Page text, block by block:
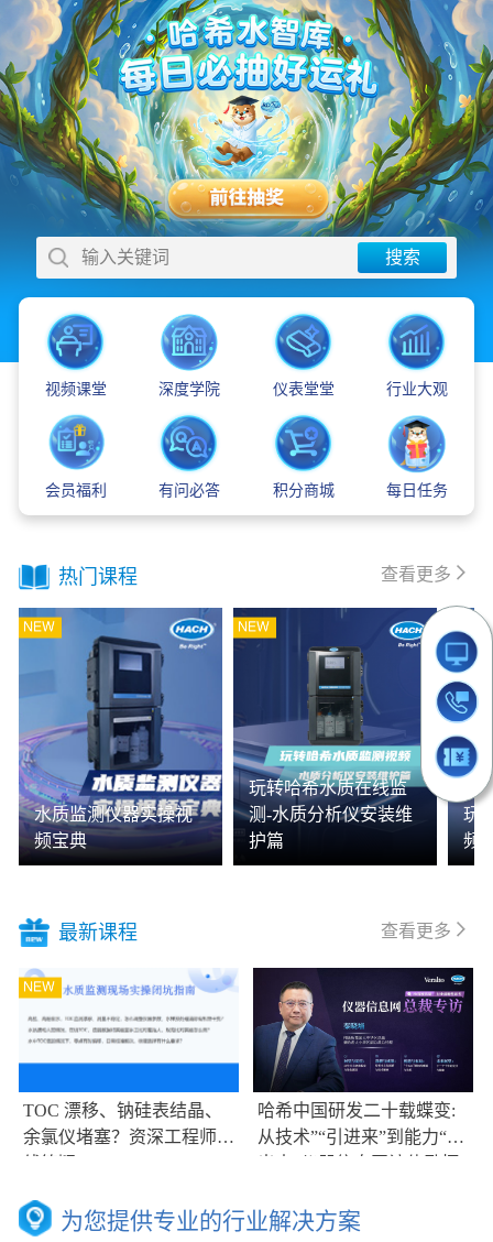
输入关键词 搜索
视频课堂 深度学院 仪表堂堂 行业大观
会员福利 有问必答 积分商城 每日任务
热门课程 查看更多
水质监测仪器实操视
频宝典
玩转哈希水质在线监
测-水质分析仪安装维
护篇
玩
频-
最新课程 查看更多
TOC 漂移、钠硅表结晶、
余氯仪堵塞？资深工程师在
哈希中国研发二十载蝶变:
从技术”“引进来”到能力“走
中华区副总裁总经理秦晓培
为您提供专业的行业解决方案